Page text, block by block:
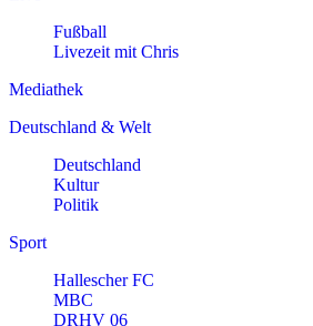
Fußball
Livezeit mit Chris
Mediathek
Deutschland & Welt
Deutschland
Kultur
Politik
Sport
Hallescher FC
MBC
DRHV 06